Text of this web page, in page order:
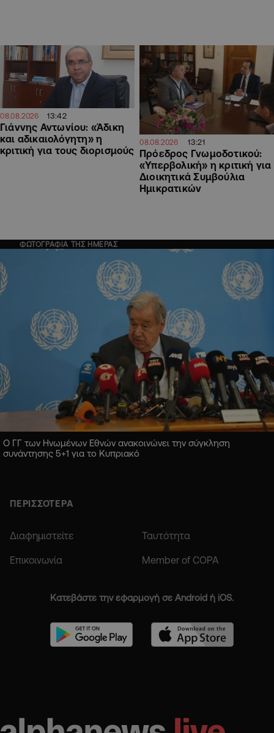
08.08.2026 13:42
Γιάννης Αντωνίου: «Άδικη
και αδικαιολόγητη» η
κριτική για τους διορισμούς
08.08.2026 13:21
Πρόεδρος Γνωμοδοτικού:
«Υπερβολική» η κριτική για
Διοικητικά Συμβούλια
Ημικρατικών
ΦΩΤΟΓΡΑΦΙΑ ΤΗΣ ΗΜΕΡΑΣ
Ο ΓΓ των Ηνωμένων Εθνών ανακοινώνει την σύγκληση
συνάντησης 5+1 για το Κυπριακό
ΠΕΡΙΣΣΟΤΕΡΑ
Διαφημιστείτε Ταυτότητα
Επικοινωνία Member of COPA
Κατεβάστε την εφαρμογή σε Android ή iOS.